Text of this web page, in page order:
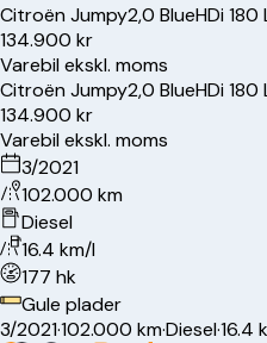
CitroënJumpy2,0 BlueHDi
134.900 kr
Varebil ekskl. moms
CitroënJumpy2,0 BlueHDi
134.900 kr
Varebil ekskl. moms
3/2021
102.000 km
Diesel
16.4 km/l
177 hk
Gule plader
3/2021·102.000 km·Diesel·16.4